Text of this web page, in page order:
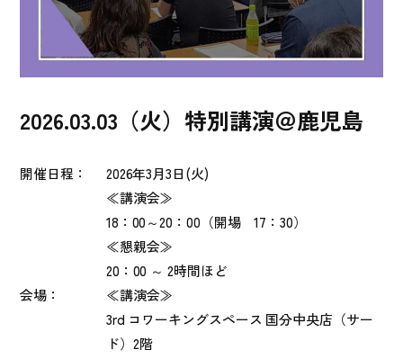
2026.03.03（火）特別講演＠鹿児島
開催日程： 2026年3月3日(火)
≪講演会≫
18：00～20：00（開場 17：30）
≪懇親会≫
20：00 ～ 2時間ほど
会場：
≪講演会≫
3rd コワーキングスペース 国分中央店（サー
ド）2階